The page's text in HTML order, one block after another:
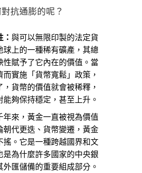
抗通膨的呢？
與可以無限印製的法定貨
球上的一種稀有礦產，其總
性賦予了它內在的價值。當
實施「貨幣寬鬆」政策，
貨幣的價值就會被稀釋，
夠保持穩定，甚至上升。
年來，黃金一直被視為價值
朝代更迭、貨幣變遷，黃金
搖。它是一種跨越國界和文
為什麼許多國家的中央銀
匯儲備的重要組成部分。